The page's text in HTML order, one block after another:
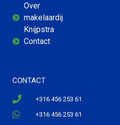
Over
makelaardij
Knijpstra
Contact
CONTACT
+316 456 253 61
+316 456 253 61